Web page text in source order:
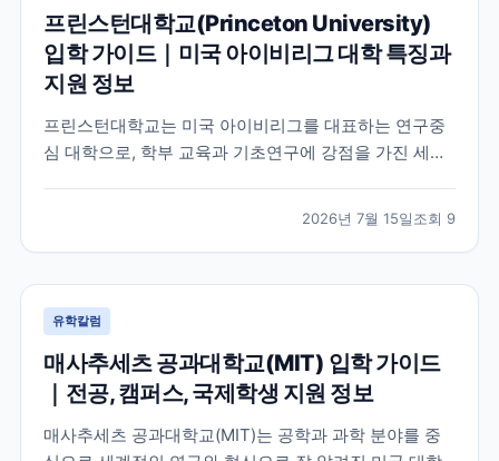
프린스턴대학교(Princeton University)
입학 가이드｜미국 아이비리그 대학 특징과
지원 정보
프린스턴대학교는 미국 아이비리그를 대표하는 연구중
심 대학으로, 학부 교육과 기초연구에 강점을 가진 세계
2026년 7월 15일조회 9
유학칼럼
매사추세츠 공과대학교(MIT) 입학 가이드
｜전공, 캠퍼스, 국제학생 지원 정보
매사추세츠 공과대학교(MIT)는 공학과 과학 분야를 중